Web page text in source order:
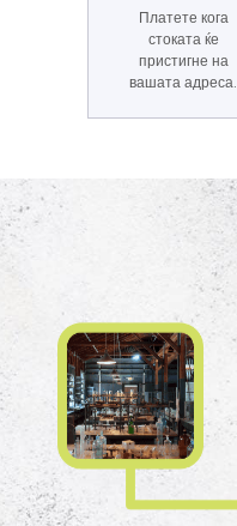
Платете кога
стоката ќе
пристигне на
вашата адреса.